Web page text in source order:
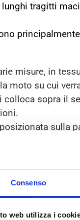
Consenso
web utilizza i
lunghi tragitti
misure, in
moto su cui
colloca sopra il
sulla